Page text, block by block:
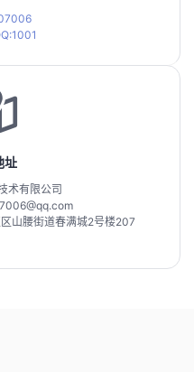
址
术有限公司
山腰街道春满城2号楼207